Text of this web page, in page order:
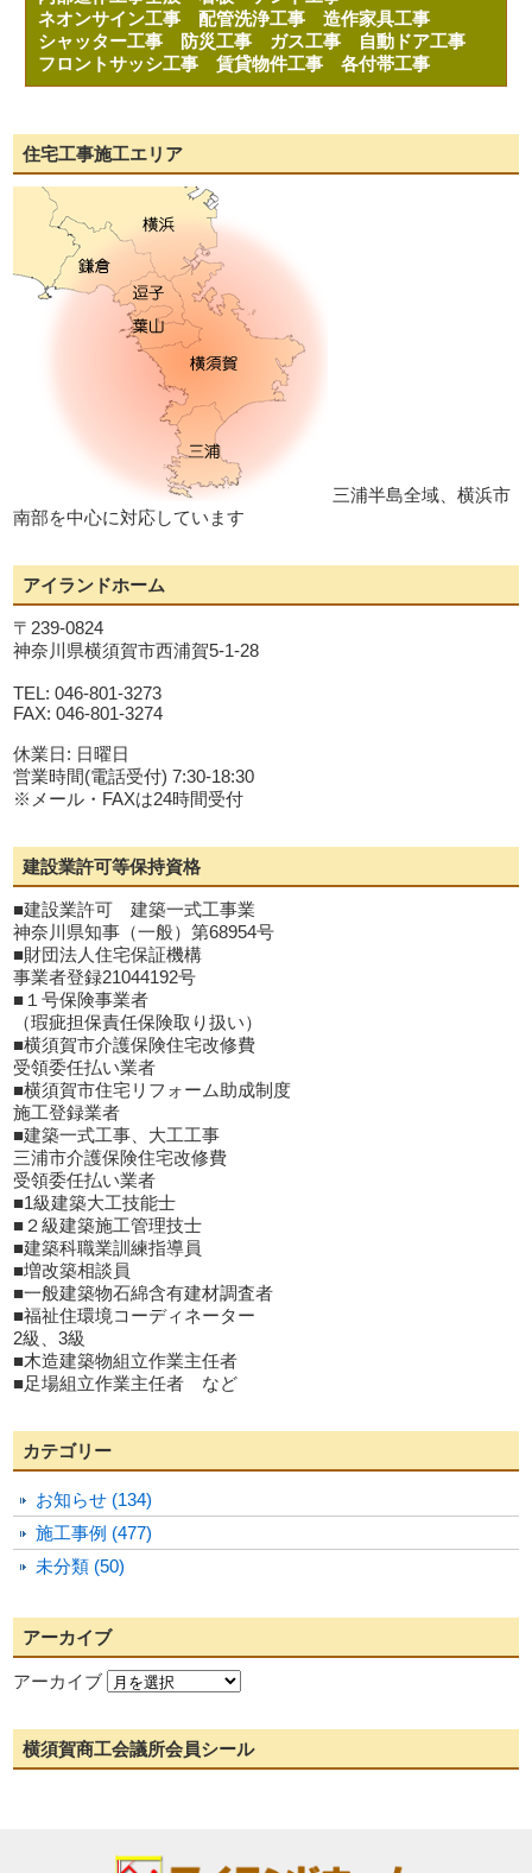
ネオンサイン工事配管洗浄工事造作家具工事
シャッター工事
防災工事 ガス工事
自動ドア工事
フロントサッシ工事賃貸物件工事各付帯工事
住宅工事施工エリア
三浦半島全域、横浜市
南部を中心に対応しています
アイランドホーム
〒239-0824
神奈川県横須賀市西浦賀5-1-28
TEL: 046-801-3273
FAX: 046-801-3274
休業日: 日曜日
営業時間(電話受付) 7:30-18:30
※メール・FAXは24時間受付
建設業許可等保持資格
■建設業許可 建築一式工事業
神奈川県知事（一般）第68954号
■財団法人住宅保証機構
事業者登録21044192号
■１号保険事業者
（瑕疵担保責任保険取り扱い）
■横須賀市介護保険住宅改修費
受領委任払い業者
■横須賀市住宅リフォーム助成制度
施工登録業者
■建築一式工事、大工工事
三浦市介護保険住宅改修費
受領委任払い業者
■1級建築大工技能士
■２級建築施工管理技士
■建築科職業訓練指導員
■増改築相談員
■一般建築物石綿含有建材調査者
■福祉住環境コーディネーター
2級、3級
■木造建築物組立作業主任者
■足場組立作業主任者 など
カテゴリー
お知らせ (134)
施工事例 (477)
未分類 (50)
アーカイブ
アーカイブ
横須賀商工会議所会員シール